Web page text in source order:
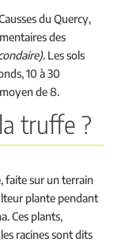
du Quercy,
des
. Les sols
10 à 30
de 8.
truffe ?
faite sur un terrain
plante pendant
Ces plants,
racines sont dits